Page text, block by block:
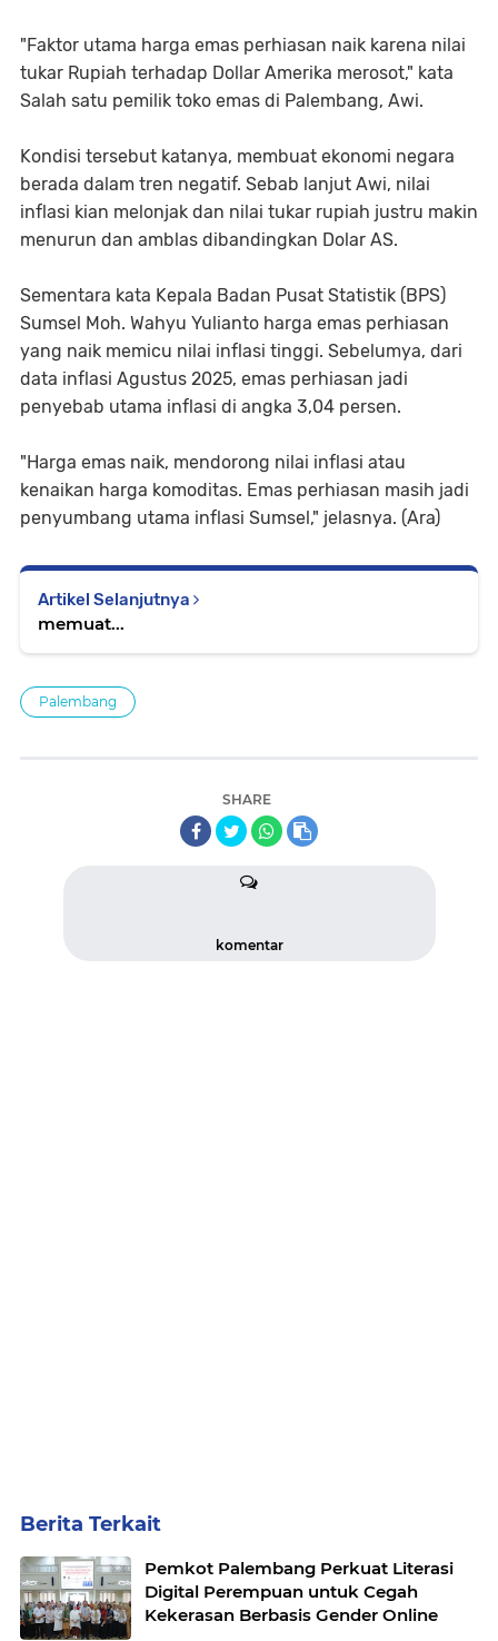
"Faktor utama harga emas perhiasan naik karena nilai
tukar Rupiah terhadap Dollar Amerika merosot," kata
Salah satu pemilik toko emas di Palembang, Awi.
Kondisi tersebut katanya, membuat ekonomi negara
berada dalam tren negatif. Sebab lanjut Awi, nilai
inflasi kian melonjak dan nilai tukar rupiah justru makin
menurun dan amblas dibandingkan Dolar AS.
Sementara kata Kepala Badan Pusat Statistik (BPS)
Sumsel Moh. Wahyu Yulianto harga emas perhiasan
yang naik memicu nilai inflasi tinggi. Sebelumya, dari
data inflasi Agustus 2025, emas perhiasan jadi
penyebab utama inflasi di angka 3,04 persen.
"Harga emas naik, mendorong nilai inflasi atau
kenaikan harga komoditas. Emas perhiasan masih jadi
penyumbang utama inflasi Sumsel," jelasnya. (Ara)
Artikel Selanjutnya
memuat...
Palembang
SHARE
komentar
Berita Terkait
Pemkot Palembang Perkuat Literasi
Digital Perempuan untuk Cegah
Kekerasan Berbasis Gender Online